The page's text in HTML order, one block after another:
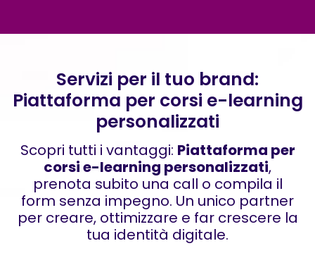
Servizi per il tuo brand:
Piattaforma per corsi e-learning
personalizzati
Scopri tutti i vantaggi: Piattaforma per
corsi e-learning personalizzati,
prenota subito una call o compila il
form senza impegno. Un unico partner
per creare, ottimizzare e far crescere la
tua identità digitale.